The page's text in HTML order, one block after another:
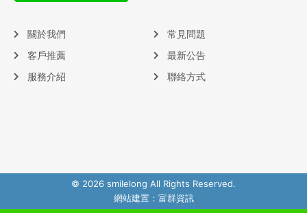
關於我們
客戶推薦
服務介紹
常見問題
最新公告
聯絡方式
© 2026 smilelong All Rights Reserved.
網站建置： 富群資訊